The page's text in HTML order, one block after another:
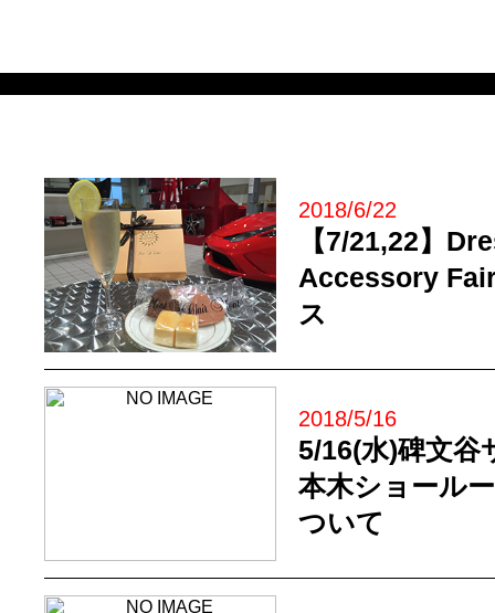
2018/6/22
【7/21,22】
Accessory
ス
2018/5/16
5/16(水)碑文谷
本木ショール
ついて